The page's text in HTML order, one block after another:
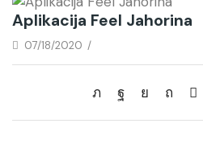
Aplikacija Feel Jahorina
07/18/2020 /